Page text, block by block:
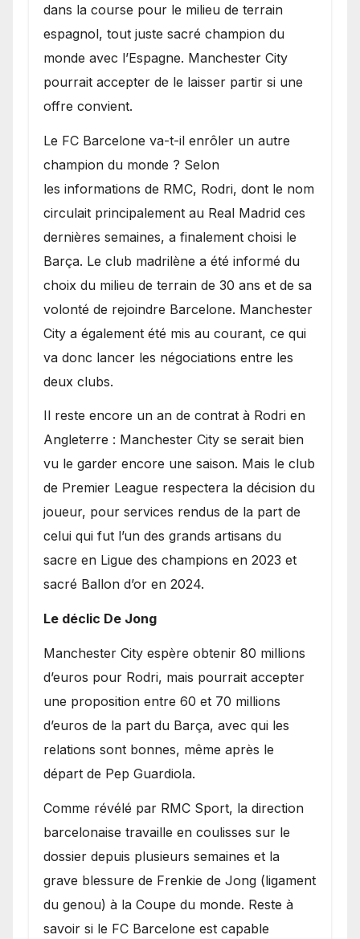
dans la course pour le milieu de terrain
espagnol, tout juste sacré champion du
monde avec l’Espagne. Manchester City
pourrait accepter de le laisser partir si une
offre convient.
​Le FC Barcelone va-t-il enrôler un autre
champion du monde ? Selon
les informations de RMC, Rodri, dont le nom
circulait principalement au Real Madrid ces
dernières semaines, a finalement choisi le
Barça. Le club madrilène a été informé du
choix du milieu de terrain de 30 ans et de sa
volonté de rejoindre Barcelone. Manchester
City a également été mis au courant, ce qui
va donc lancer les négociations entre les
deux clubs.
​Il reste encore un an de contrat à Rodri en
Angleterre : Manchester City se serait bien
vu le garder encore une saison. Mais le club
de Premier League respectera la décision du
joueur, pour services rendus de la part de
celui qui fut l’un des grands artisans du
sacre en Ligue des champions en 2023 et
sacré Ballon d’or en 2024.
Le déclic De Jong
​Manchester City espère obtenir 80 millions
d’euros pour Rodri, mais pourrait accepter
une proposition entre 60 et 70 millions
d’euros de la part du Barça, avec qui les
relations sont bonnes, même après le
départ de Pep Guardiola.
​Comme révélé par RMC Sport, la direction
barcelonaise travaille en coulisses sur le
dossier depuis plusieurs semaines et la
grave blessure de Frenkie de Jong (ligament
du genou) à la Coupe du monde. Reste à
savoir si le FC Barcelone est capable